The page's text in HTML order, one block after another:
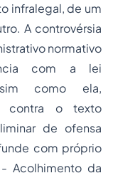
infralegal, de um
A controvérsia
normativo
com a lei
como ela,
contra o texto
de ofensa
com próprio
Acolhimento da